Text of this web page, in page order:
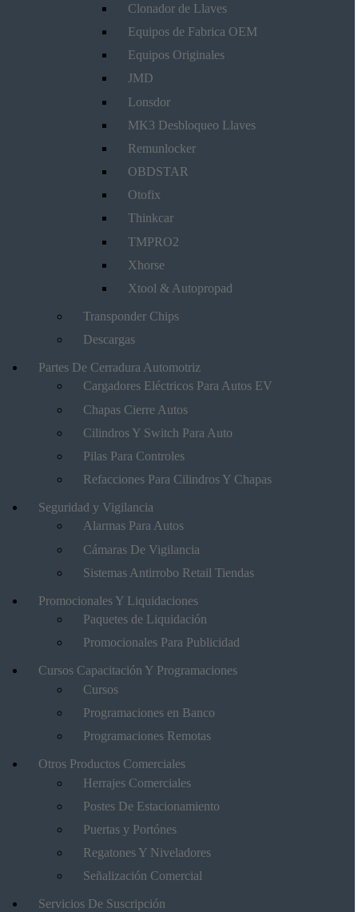
Clonador de Llaves
Equipos de Fabrica OEM
Equipos Originales
JMD
Lonsdor
MK3 Desbloqueo Llaves
Remunlocker
OBDSTAR
Otofix
Thinkcar
TMPRO2
Xhorse
Xtool & Autopropad
Transponder Chips
Descargas
Partes De Cerradura Automotriz
Cargadores Eléctricos Para Autos EV
Chapas Cierre Autos
Cilindros Y Switch Para Auto
Pilas Para Controles
Refacciones Para Cilindros Y Chapas
Seguridad y Vigilancia
Alarmas Para Autos
Cámaras De Vigilancia
Sistemas Antirrobo Retail Tiendas
Promocionales Y Liquidaciones
Paquetes de Liquidación
Promocionales Para Publicidad
Cursos Capacitación Y Programaciones
Cursos
Programaciones en Banco
Programaciones Remotas
Otros Productos Comerciales
Herrajes Comerciales
Postes De Estacionamiento
Puertas y Portónes
Regatones Y Niveladores
Señalización Comercial
Servicios De Suscripción